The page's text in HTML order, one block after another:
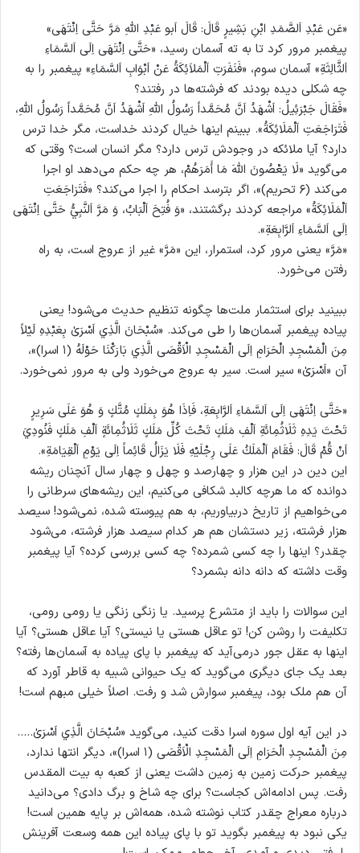
«عَن عَبْدِ اَلصَّمَدِ ابْنِ بَشِيرٍ قَالَ: قَالَ اَبو عَبْدِ اللهِ مَرَّ حَتَّى اِنْتَهَى»
پیغمبر مرور کرد تا به ته آسمان رسید، «حَتَّى اِنْتَهَى اِلَى اَلسَّمَاءِ
اَلثَّالِثَةِ» آسمان سوم، «فَنَفَرَتِ اَلْمَلاَئِكَةُ عَنْ اَبْوَابِ اَلسَّمَاءِ» پیغمبر را به
چه شکلی دیده بودند که فرشته‌ها در رفتند؟
«فَقَالَ جَبْرَئِيلُ: اَشْهَدُ اَنَّ مُحَمَّداً رَسُولُ اللهِ اَشْهَدُ اَنَّ مُحَمَّداً رَسُولُ اللهِ،
فَتَرَاجَعَتِ اَلْمَلَائِكَةُ». ببینم اینها خیال کردند خداست، مگر خدا ترس
دارد؟ آیا ملائکه در وجودش ترس دارد؟ مگر انسان است؟ وقتی که
می‌گوید «لَا يَعْصُونَ اللهَ مَا أَمَرَهُمْ، هر چه حکم می‌دهد او اجرا
می‌کند (۶ تحریم)»، اگر بترسد احکام را اجرا می‌کند؟ «فَتَرَاجَعَتِ
اَلْمَلَائِكَةُ» مراجعه کردند برگشتند، «وَ فُتِحَ اَلْبَابُ، وَ مَرَّ اَلنَّبِيُّ حَتَّى اِنْتَهَى
اِلَى اَلسَّمَاءِ اَلرَّابِعَةِ».
«مَرَّ» یعنی مرور کرد، استمرار، این «مَرَّ» غیر از عروج است، به راه
رفتن می‌خورد.
ببینید برای استثمار ملت‌ها چگونه تنظیم حدیث می‌شود! یعنی
پیاده پیغمبر آسمان‌ها را طی می‌کند. «سُبْحَانَ الَّذِي اَسْرَىٰ بِعَبْدِهِ لَيْلاً
مِنَ الْمَسْجِدِ الْحَرَامِ اِلَى الْمَسْجِدِ الْاَقْصَى الَّذِي بَارَكْنَا حَوْلَهُ (۱ اسرا)»،
آن «اَسْرَىٰ» سیر است. سیر به عروج می‌خورد ولی به مرور نمی‌خورد.
«حَتَّى اِنْتَهَى اِلَى اَلسَّمَاءِ اَلرَّابِعَةِ، فَاِذَا هُوَ بِمَلَكٍ مُتَّكٍ وَ هُوَ عَلَى سَرِيرٍ
تَحْتَ يَدِهِ ثَلَاثُمِائَةِ اَلْفِ مَلَكٍ تَحْتَ كُلِّ مَلَكٍ ثَلَاثُمِائَةٍ اَلْفِ مَلَكٍ فَنُودِيَ
اَنْ قُمْ قَالَ: فَقَامَ اَلْمَلَكُ عَلَى رِجْلَيْهِ فَلَا يَزَالُ قَائِماً اِلَى يَوْمِ اَلْقِيَامَةِ».
این دین در این هزار و چهارصد و چهل و چهار سال آنچنان ریشه
دوانده که ما هرچه کالبد شکافی می‌کنیم، این ریشه‌های سرطانی را
می‌خواهیم از تاریخ دربیاوریم، به هم پیوسته شده، نمی‌شود! سیصد
هزار فرشته، زیر دستشان هم هر کدام سیصد هزار فرشته، می‌شود
چقدر؟ اینها را چه کسی شمرده؟ چه کسی بررسی کرده؟ آیا پیغمبر
وقت داشته که دانه دانه بشمرد؟
این سوالات را باید از متشرع پرسید. یا زنگی زنگی یا رومی رومی،
تکلیفت را روشن کن! تو عاقل هستی یا نیستی؟ آیا عاقل هستی؟ آیا
اینها به عقل جور درمی‌آید که پیغمبر با پای پیاده به آسمان‌ها رفته؟
بعد یک جای دیگری می‌گوید که یک حیوانی شبیه به قاطر آورد که
آن هم ملک بود، پیغمبر سوارش شد و رفت. اصلاً خیلی مبهم است!
در این آیه اول سوره اسرا دقت کنید، می‌گوید «سُبْحَانَ الَّذِي اَسْرَىٰ…..
مِنَ الْمَسْجِدِ الْحَرَامِ اِلَى الْمَسْجِدِ الْاَقْصَى (۱ اسرا)»، دیگر انتها ندارد،
پیغمبر حرکت زمین به زمین داشت یعنی از کعبه به بیت المقدس
رفت. پس ادامه‌اش کجاست؟ برای چه شاخ و برگ دادی؟ می‌دانید
درباره معراج چقدر کتاب نوشته شده، همه‌اش بر پایه همین است!
یکی نبود به پیغمبر بگوید تو با پای پیاده این همه وسعت آفرینش